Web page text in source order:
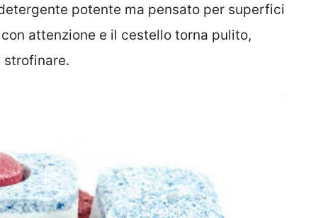
potente ma pensato per superfici
attenzione e il cestello torna pulito,
strofinare.